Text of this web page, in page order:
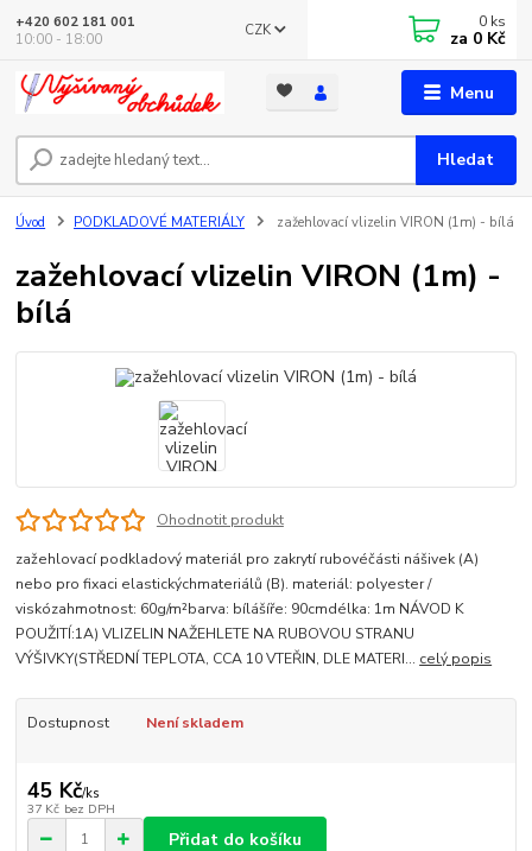
Menu
CZK
Hledat
+420 602 181 001
10:00 - 18:00
0 ks
za 0 Kč
Úvod PODKLADOVÉ MATERIÁLY zažehlovací vlizelin VIRON (1m) - bílá
zažehlovací vlizelin VIRON (1m) -
bílá
Ohodnotit produkt
zažehlovací podkladový materiál pro zakrytí rubovéčásti nášivek (A)
nebo pro fixaci elastickýchmateriálů (B). materiál: polyester /
viskózahmotnost: 60g/m²barva: bílášíře: 90cmdélka: 1m NÁVOD K
POUŽITÍ:1A) VLIZELIN NAŽEHLETE NA RUBOVOU STRANU
VÝŠIVKY(STŘEDNÍ TEPLOTA, CCA 10 VTEŘIN, DLE MATERI... celý popis
Dostupnost Není skladem
45 Kč/ks
37 Kč bez DPH
Přidat do košíku